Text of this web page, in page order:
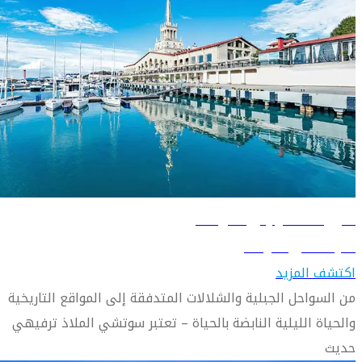
دليل السفر إلى سوتشي
تعرّف على سوتشي
اكتشف المزيد
من السواحل الجبلية والشلالات المتدفقة إلى المواقع التاريخية
والحياة الليلية النابضة بالحياة – تعتبر سوتشي الملاذ ترفيهي
حديث